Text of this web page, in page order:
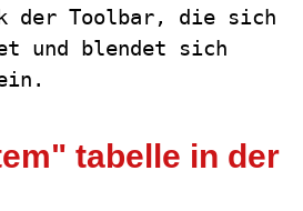
der Toolbar, die sich
und blendet sich
tabelle in der